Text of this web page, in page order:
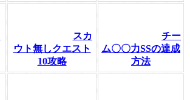
スカ
ウト無しクエスト
10攻略
チー
ム〇〇力SSの達成
方法